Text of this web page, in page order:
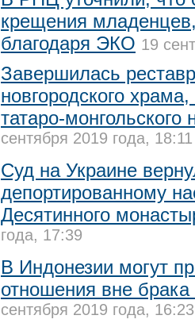
крещения
благодаря ЭКО 19
Завершилась
новгородского
татаро-монгольского
сентября 2019 года, 18:11
Суд на Украине
депортированному
Десятинного
года, 17:39
В Индонезии могут
отношения вне
сентября 2019 года, 16:23